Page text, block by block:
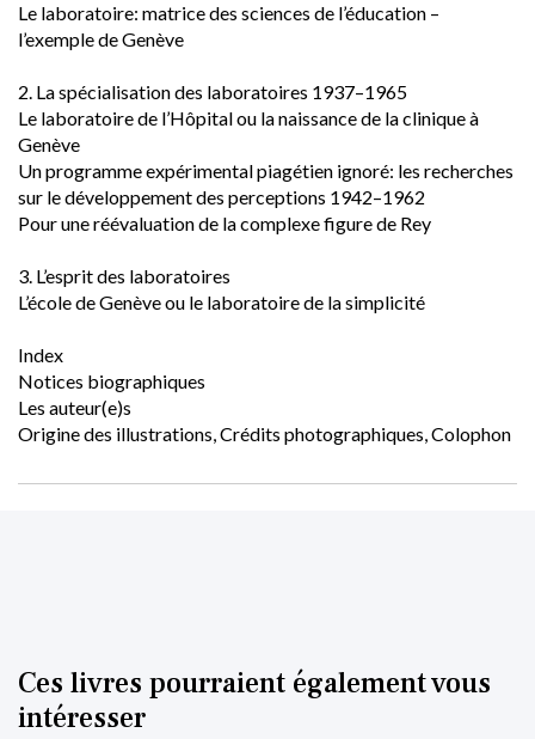
Le laboratoire: matrice des sciences de l’éducation –
l’exemple de Genève
2. La spécialisation des laboratoires 1937–1965
Le laboratoire de l’Hôpital ou la naissance de la clinique à
Genève
Un programme expérimental piagétien ignoré: les recherches
sur le développement des perceptions 1942–1962
Pour une réévaluation de la complexe figure de Rey
3. L’esprit des laboratoires
L’école de Genève ou le laboratoire de la simplicité
Index
Notices biographiques
Les auteur(e)s
Origine des illustrations, Crédits photographiques, Colophon
Ces livres pourraient également vous
intéresser